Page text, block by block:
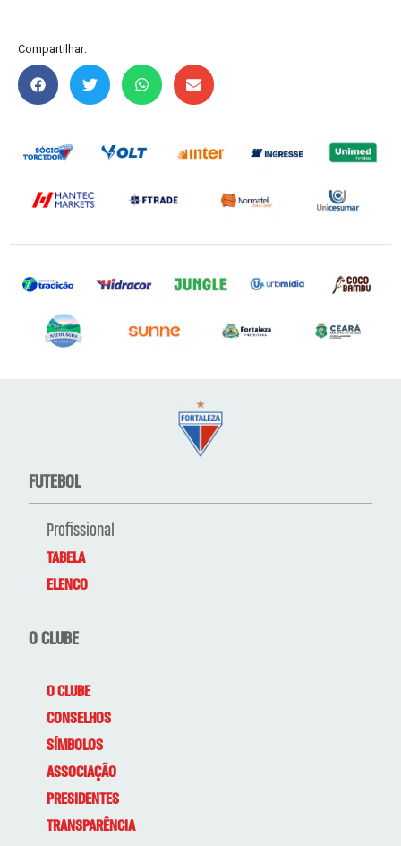
Compartilhar:
FUTEBOL
Profissional
TABELA
ELENCO
O CLUBE
O CLUBE
CONSELHOS
SÍMBOLOS
ASSOCIAÇÃO
PRESIDENTES
TRANSPARÊNCIA